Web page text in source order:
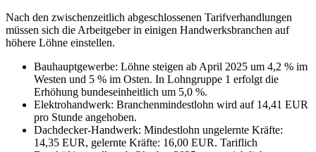
Nach den zwischenzeitlich abgeschlossenen Tarifverhandlungen
müssen sich die Arbeitgeber in einigen Handwerksbranchen auf
höhere Löhne einstellen.
Bauhauptgewerbe: Löhne steigen ab April 2025 um 4,2 % im
Westen und 5 % im Osten. In Lohngruppe 1 erfolgt die
Erhöhung bundeseinheitlich um 5,0 %.
Elektrohandwerk: Branchenmindestlohn wird auf 14,41 EUR
pro Stunde angehoben.
Dachdecker-Handwerk: Mindestlohn ungelernte Kräfte:
14,35 EUR, gelernte Kräfte: 16,00 EUR. Tariflich